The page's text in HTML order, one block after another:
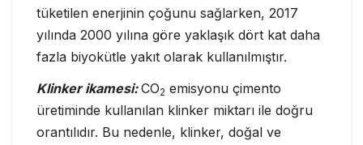
tüketilen enerjinin çoğunu sağlarken, 2017
yılında 2000 yılına göre yaklaşık dört kat daha
fazla biyokütle yakıt olarak kullanılmıştır.
Klinker ikamesi:CO2 emisyonu çimento
üretiminde kullanılan klinker miktarı ile doğru
orantılıdır. Bu nedenle, klinker, doğal ve